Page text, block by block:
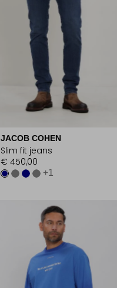
JACOB COHEN
Slim fit jeans
€ 450,00
+1